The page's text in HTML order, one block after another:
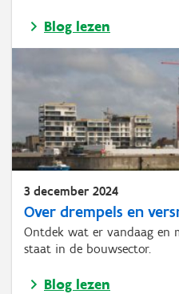
Blog lezen
3 december 2024
Over drempels en
Ontdek wat er vandaag en
staat in de bouwsector.
Blog lezen